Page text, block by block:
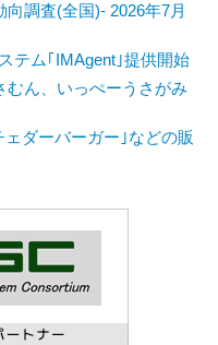
調査(全国)- 2026年7月
テム｢IMAgent｣提供開始
むん、いっぺーうさがみ
ダーバーガー｣などの販